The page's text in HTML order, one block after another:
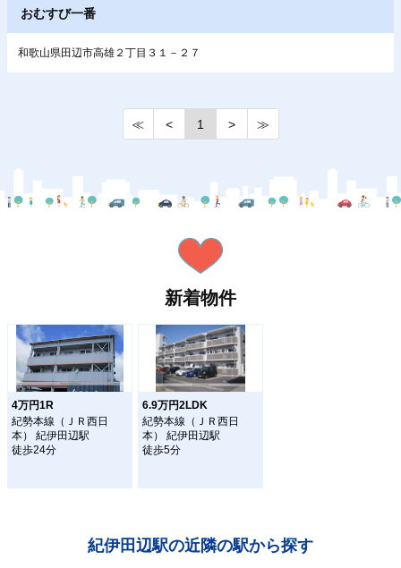
おむすび一番
和歌山県田辺市高雄２丁目３１－２７
≪ < 1 > ≫
新着物件
4万円1R
紀勢本線（ＪＲ西日
本） 紀伊田辺駅
徒歩24分
6.9万円2LDK
紀勢本線（ＪＲ西日
本） 紀伊田辺駅
徒歩5分
紀伊田辺駅の近隣の駅から探す